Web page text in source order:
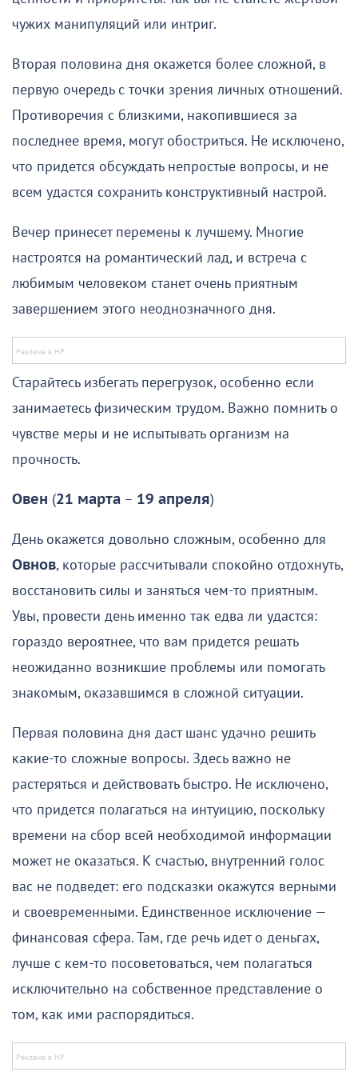
чужих манипуляций или интриг.
Вторая половина дня окажется более сложной, в
первую очередь с точки зрения личных отношений.
Противоречия с близкими, накопившиеся за
последнее время, могут обостриться. Не исключено,
что придется обсуждать непростые вопросы, и не
всем удастся сохранить конструктивный настрой.
Вечер принесет перемены к лучшему. Многие
настроятся на романтический лад, и встреча с
любимым человеком станет очень приятным
завершением этого неоднозначного дня.
Старайтесь избегать перегрузок, особенно если
занимаетесь физическим трудом. Важно помнить о
чувстве меры и не испытывать организм на
прочность.
Овен (21 марта – 19 апреля)
День окажется довольно сложным, особенно для
Овнов, которые рассчитывали спокойно отдохнуть,
восстановить силы и заняться чем-то приятным.
Увы, провести день именно так едва ли удастся:
гораздо вероятнее, что вам придется решать
неожиданно возникшие проблемы или помогать
знакомым, оказавшимся в сложной ситуации.
Первая половина дня даст шанс удачно решить
какие-то сложные вопросы. Здесь важно не
растеряться и действовать быстро. Не исключено,
что придется полагаться на интуицию, поскольку
времени на сбор всей необходимой информации
может не оказаться. К счастью, внутренний голос
вас не подведет: его подсказки окажутся верными
и своевременными. Единственное исключение —
финансовая сфера. Там, где речь идет о деньгах,
лучше с кем-то посоветоваться, чем полагаться
исключительно на собственное представление о
том, как ими распорядиться.